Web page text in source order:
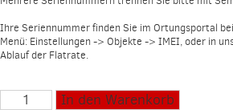
Ihre Seriennummer finden Sie im Ortungsportal
Menü: Einstellungen -> Objekte -> IMEI, oder in
Ablauf der Flatrate.
M2M
In den Warenkorb